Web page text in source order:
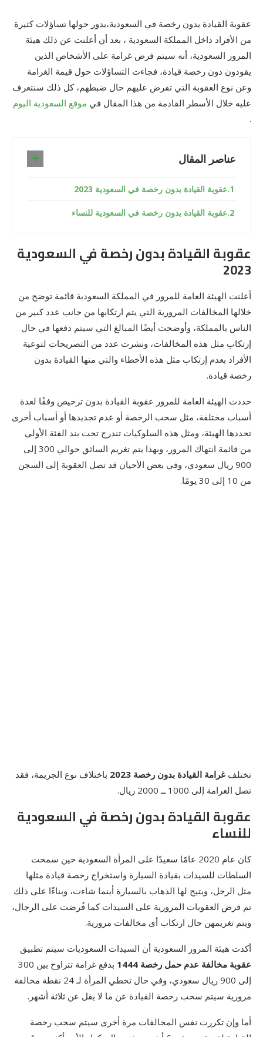
عقوبة القيادة بدون رخصة في السعودية،يدور حولها تساؤلات كثيرة
من الأفراد داخل المملكة السعودية ، بعد أن أعلنت عن ذلك هيئة
المرور السعودية، أنه سيتم فرض غرامة على الأشخاص الذين
يقودون دون رخصة قيادة، فجاءت التساؤلات حول قيمة الغرامة
وعن نوع العقوبة التي تفرض عليهم حال ضبطهم، كل ذلك سنتعرف
عليه خلال الأسطر القادمة من هذا المقال في موقع السعودية اليوم
.
عناصر المقال
عقوبة القيادة بدون رخصة في السعودية 2023
عقوبة القيادة بدون رخصة في السعودية للنساء
عقوبة القيادة بدون رخصة في السعودية
2023
أعلنت الهيئة العامة للمرور في المملكة السعودية قائمة توضح من
خلالها المخالفات المرورية التي يتم ارتكابها من جانب عدد كبير من
الناس بالمملكة، وأوضحت أيضًا المبالغ التي سيتم دفعها في حال
إرتكاب مثل هذه المخالفات، ونشرت عدد من التصريحات لتوعية
الأفراد بعدم إرتكاب مثل هذه الأخطاء والتي منها القيادة بدون
رخصة قيادة.
حددت الهيئة العامة للمرور عقوبة القيادة بدون ترخيص وفقًا لعدة
أسباب مختلفة، مثل سحب الرخصة أو عدم تجديدها أو أسباب أخرى
تحددها الهيئة، ومثل هذه السلوكيات تندرج تحت بند الفئة الأولى
من قائمة انتهاك المرور، وبهذا يتم تغريم السائق حوالي 300 إلى
900 ريال سعودي، وفي بعض الأحيان قد تصل العقوبة إلى السجن
من 10 إلى 30 يومًا.
تختلف غرامة القيادة بدون رخصة 2023
باختلاف نوع الجريمة، فقد
تصل الغرامة إلى 1000 ــ 2000 ريال.
عقوبة القيادة بدون رخصة في السعودية
للنساء
كان عام 2020 عامًا سعيدًا على المرأة السعودية حين سمحت
السلطات للسيدات بقيادة السيارة واستخراج رخصة قيادة مثلها
مثل الرجل، ويتيح لها الذهاب بالسيارة أينما شاءت، وبناءًا على ذلك
تم فرض العقوبات المرورية على السيدات كما فُرضت على الرجال،
ويتم تغريمهن حال ارتكاب أى مخالفات مرورية.
أكدت هيئة المرور السعودية أن السيدات السعوديات سيتم تطبيق
عقوبة مخالفة عدم حمل رخصة 1444
بدفع غرامة تتراوح بين 300
إلى 900 ريال سعودي، وفي حال تخطي المرأة لـ 24 نقطة مخالفة
مرورية سيتم سحب رخصة القيادة عن ما لا يقل عن ثلاثة أشهر.
أما وإن تكررت نفس المخالفات مرة أخرى سيتم سحب رخصة